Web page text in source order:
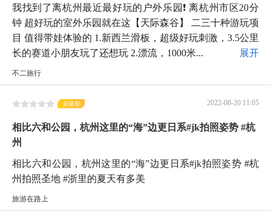
我找到了离杭州最近最好玩的户外乐园❗️ 离杭州市区20分
钟 超好玩的室外乐园就在这【天际森谷】 二三十种游玩项
目 值得带娃体验的 1.新西兰滑板，超级好玩刺激，3.5公里
长的赛道小朋友玩了还想玩 2.漂流，1000米...
展开
不二旅行
2022-08-20 11:05
金骆驼
相比六和公园，杭州这里的“海”边更日系#jk拍照姿势 #杭
州
相比六和公园，杭州这里的“海”边更日系#jk拍照姿势 #杭
州拍照圣地 #浙里的夏天有多美
旅游在路上